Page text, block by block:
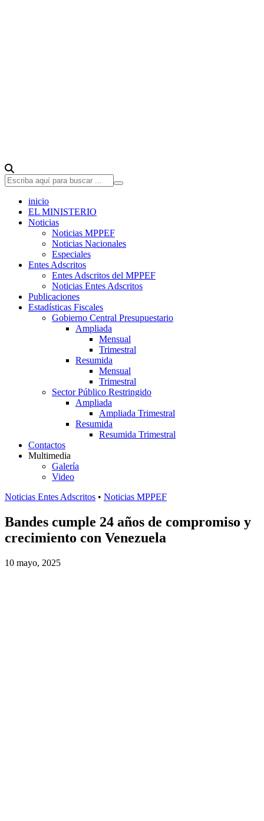
inicio
EL MINISTERIO
Noticias
Noticias MPPEF
Noticias Nacionales
Especiales
Entes Adscritos
Entes Adscritos del MPPEF
Noticias Entes Adscritos
Publicaciones
Estadísticas Fiscales
Gobierno Central Presupuestario
Ampliada
Mensual
Trimestral
Resumida
Mensual
Trimestral
Sector Público Restringido
Ampliada
Ampliada Trimestral
Resumida
Resumida Trimestral
Contactos
Multimedia
Galería
Video
Noticias Entes Adscritos • Noticias MPPEF
Bandes cumple 24 años de compromiso y
crecimiento con Venezuela
10 mayo, 2025